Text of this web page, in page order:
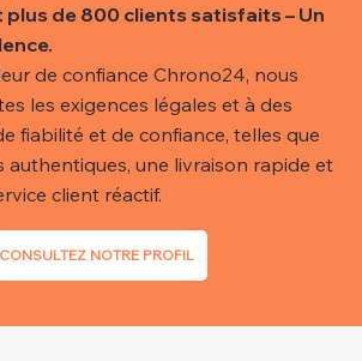
de 800 clients satisfaits – Un
de confiance Chrono24, nous
les exigences légales et à des
fiabilité et de confiance, telles que
authentiques, une livraison rapide et
client réactif.
CONSULTEZ NOTRE PROFIL